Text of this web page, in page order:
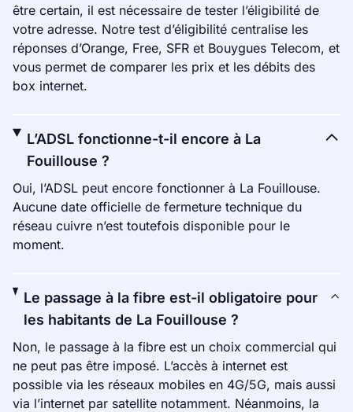
être certain, il est nécessaire de tester l’éligibilité de
votre adresse. Notre test d’éligibilité centralise les
réponses d’Orange, Free, SFR et Bouygues Telecom, et
vous permet de comparer les prix et les débits des
box internet.
L’ADSL fonctionne-t-il encore à La
Fouillouse ?
Oui, l’ADSL peut encore fonctionner à La Fouillouse.
Aucune date officielle de fermeture technique du
réseau cuivre n’est toutefois disponible pour le
moment.
Le passage à la fibre est-il obligatoire pour
les habitants de La Fouillouse ?
Non, le passage à la fibre est un choix commercial qui
ne peut pas être imposé. L’accès à internet est
possible via les réseaux mobiles en 4G/5G, mais aussi
via l’internet par satellite notamment. Néanmoins, la